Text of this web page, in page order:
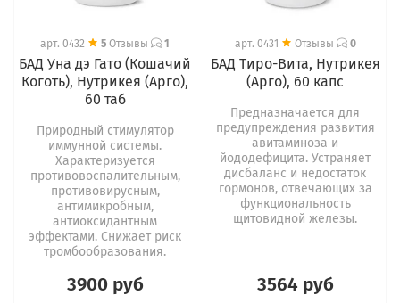
арт. 0432 5 Отзывы 1
БАД Уна дэ Гато (Кошачий
Коготь), Нутрикея (Арго),
60 таб
Природный стимулятор
иммунной системы.
Характеризуется
противовоспалительным,
противовирусным,
антимикробным,
антиоксидантным
эффектами. Снижает риск
тромбообразования.
3900 руб
арт. 0431 Отзывы 0
БАД Тиро-Вита, Нутрикея
(Арго), 60 капс
Предназначается для
предупреждения развития
авитаминоза и
йододефицита. Устраняет
дисбаланс и недостаток
гормонов, отвечающих за
функциональность
щитовидной железы.
3564 руб